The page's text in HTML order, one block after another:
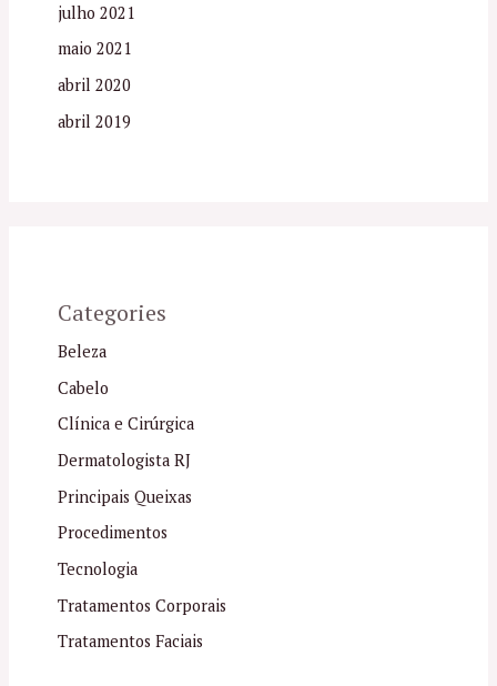
julho 2021
maio 2021
abril 2020
abril 2019
Categories
Beleza
Cabelo
Clínica e Cirúrgica
Dermatologista RJ
Principais Queixas
Procedimentos
Tecnologia
Tratamentos Corporais
Tratamentos Faciais